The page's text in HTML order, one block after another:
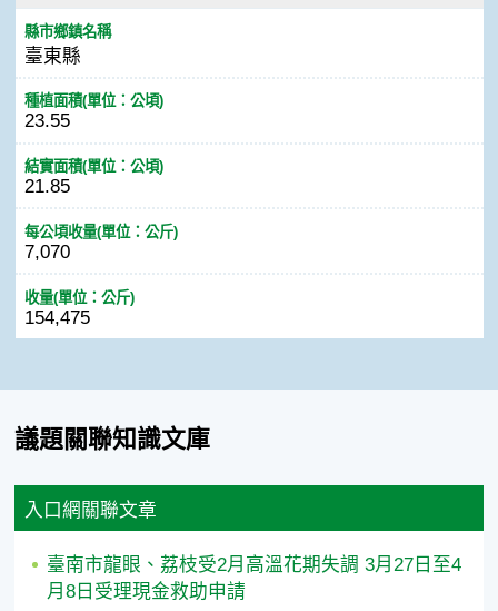
縣市鄉鎮名稱
臺東縣
種植面積(單位：公頃)
23.55
結實面積(單位：公頃)
21.85
每公頃收量(單位：公斤)
7,070
收量(單位：公斤)
154,475
議題關聯知識文庫
入口網關聯文章
臺南市龍眼、荔枝受2月高溫花期失調 3月27日至4
月8日受理現金救助申請